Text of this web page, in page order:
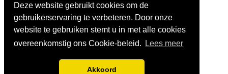
Deze website gebruikt cookies om de
gebruikerservaring te verbeteren. Door onze
website te gebruiken stemt u in met alle cookies
overeenkomstig ons Cookie-beleid.
Lees meer
Akkoord